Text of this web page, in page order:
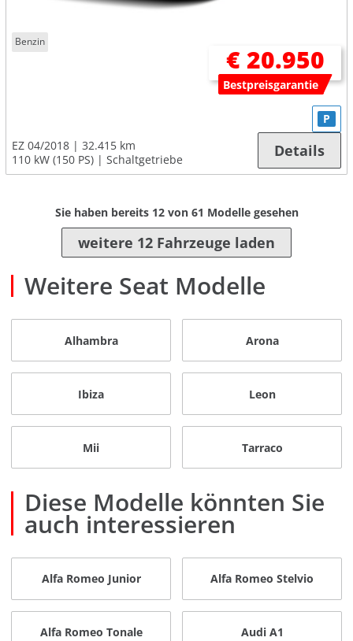
Benzin
€ 20.950
Bestpreisgarantie
EZ 04/2018
32.415 km
110 kW (150 PS)
Schaltgetriebe
P
Details
Sie haben bereits 12von 61 Modelle gesehen
weitere 12 Fahrzeuge laden
Weitere Seat Modelle
Alhambra Arona
Ibiza Leon
Mii Tarraco
Diese Modelle könnten Sie
auch interessieren
Alfa Romeo Junior Alfa Romeo Stelvio
Alfa Romeo Tonale Audi A1